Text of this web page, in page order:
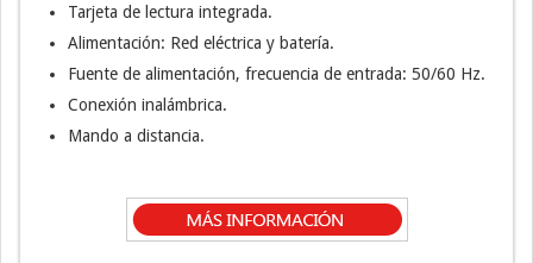
Tarjeta de lectura integrada.
Alimentación: Red eléctrica y batería.
Fuente de alimentación, frecuencia de entrada: 50/60 Hz.
Conexión inalámbrica.
Mando a distancia.